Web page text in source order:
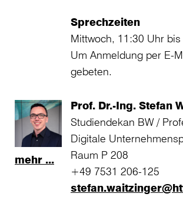
Sprechzeiten
Mittwoch, 11:30 Uhr bis
Um Anmeldung per E-
gebeten.
mehr ...
Prof. Dr.-Ing. Stefan
Studiendekan BW /
Digitale
Raum P 208
+49 7531 206-125